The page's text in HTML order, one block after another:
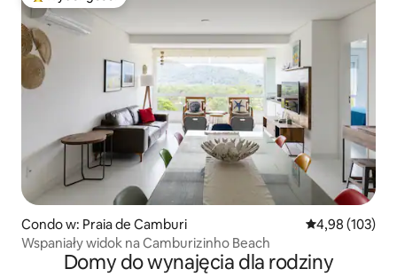
Condo w: Praia de Camburi Średnia
4,98 (103)
Wspaniały widok na Camburizinho Beach
Domy do wynajęcia dla rodziny